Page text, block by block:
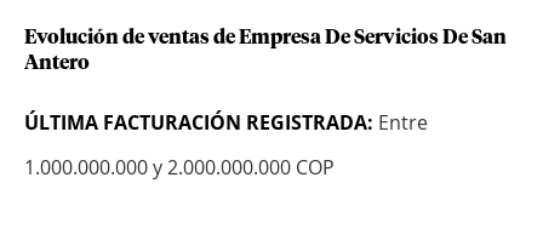
Evolución de ventas de Empresa De Servicios De San
Antero
ÚLTIMA FACTURACIÓN REGISTRADA: Entre
1.000.000.000 y 2.000.000.000 COP